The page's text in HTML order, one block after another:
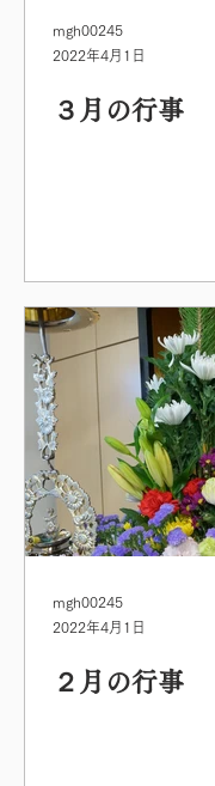
３月の行事
mgh00245
2022年4月1日
２月の行事
mgh00245
2022年4月1日